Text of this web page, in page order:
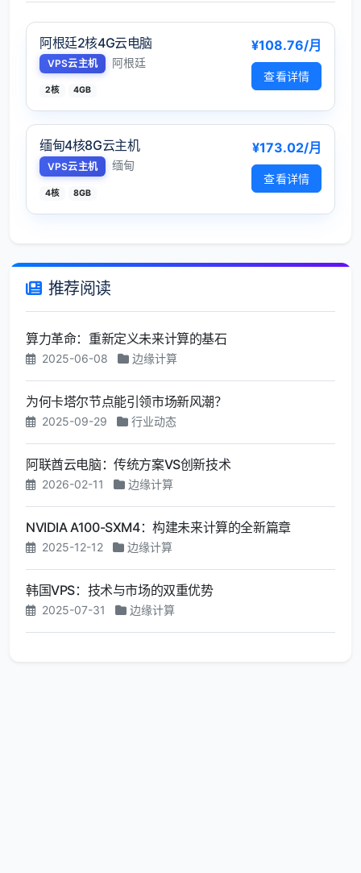
阿根廷2核4G云电脑
VPS云主机 阿根廷
2核 4GB
¥108.76/月
查看详情
缅甸4核8G云主机
VPS云主机 缅甸
4核 8GB
¥173.02/月
查看详情
推荐阅读
算力革命：重新定义未来计算的基石
2025-06-08 边缘计算
为何卡塔尔节点能引领市场新风潮？
2025-09-29 行业动态
阿联酋云电脑：传统方案VS创新技术
2026-02-11 边缘计算
NVIDIA A100-SXM4：构建未来计算的全新篇章
2025-12-12 边缘计算
韩国VPS：技术与市场的双重优势
2025-07-31 边缘计算